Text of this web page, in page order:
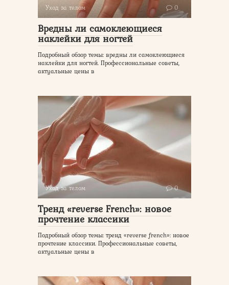
Уход за телом 0
Вредны ли самоклеющиеся
наклейки для ногтей
Подробный обзор темы: вредны ли самоклеющиеся
наклейки для ногтей. Профессиональные советы,
актуальные цены в
Уход за телом 0
Тренд «reverse French»: новое
прочтение классики
Подробный обзор темы: тренд «reverse french»: новое
прочтение классики. Профессиональные советы,
актуальные цены в